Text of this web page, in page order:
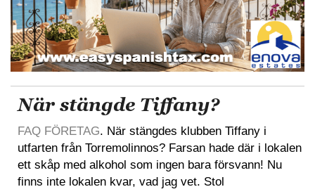
När stängde Tiffany?
FAQ FÖRETAG. När stängdes klubben Tiffany i
utfarten från Torremolinnos? Farsan hade där i lokalen
ett skåp med alkohol som ingen bara försvann! Nu
finns inte lokalen kvar, vad jag vet. Stol